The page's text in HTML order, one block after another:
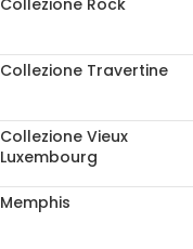
Collezione Rock
Collezione Travertine
Collezione Vieux
Luxembourg
Memphis